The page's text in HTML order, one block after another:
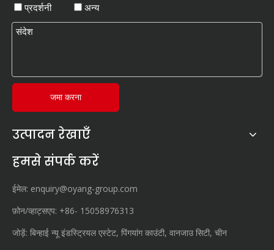
प्रदर्शनी
अन्य
जमा करना
उत्पादन रेखाएँ
हमसे संपर्क करें
ईमेल: enquiry@oyang-group.com
फ़ोन/व्हाट्सएप: +86- 15058976313
जोड़ें: बिन्हाई न्यू इंडस्ट्रियल एस्टेट, पिंगयांग काउंटी, वानजाउ सिटी, चीन